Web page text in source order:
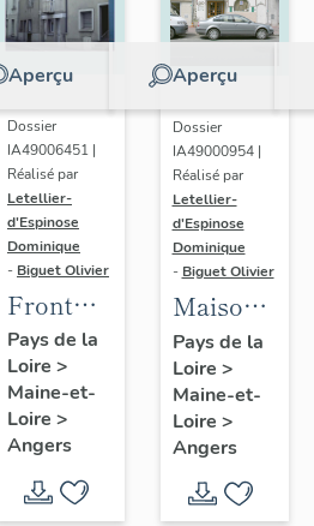
Aperçu
Dossier
IA49006451 |
Réalisé par
Letellier-
d'Espinose
Dominique
- Biguet Olivier
Front
bâti (4
maisons),
27 à 33
rue
Boreau
Pays de la
Loire >
Maine-et-
Loire >
Angers
Aperçu
Dossier
IA49000954 |
Réalisé par
Letellier-
d'Espinose
Dominique
- Biguet Olivier
Maison,
10 rue
Boisnet
Pays de la
Loire >
Maine-et-
Loire >
Angers